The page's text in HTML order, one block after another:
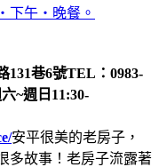
下午‧晚餐。
131巷6號TEL：0983-
~週日11:30-
安平很美的老房子，
多故事！老房子流露著